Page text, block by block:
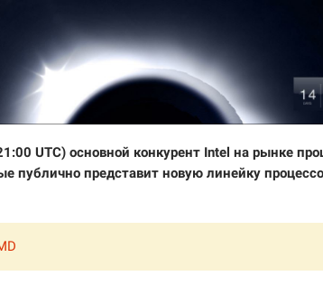
UTC) основной конкурент Intel на рынке
публично представит новую линейку